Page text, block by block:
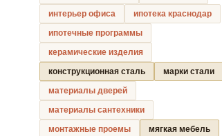
интерьер офиса
ипотека краснодар
ипотечные программы
керамические изделия
конструкционная сталь
марки стали
материалы дверей
материалы сантехники
монтажные проемы
мягкая мебель